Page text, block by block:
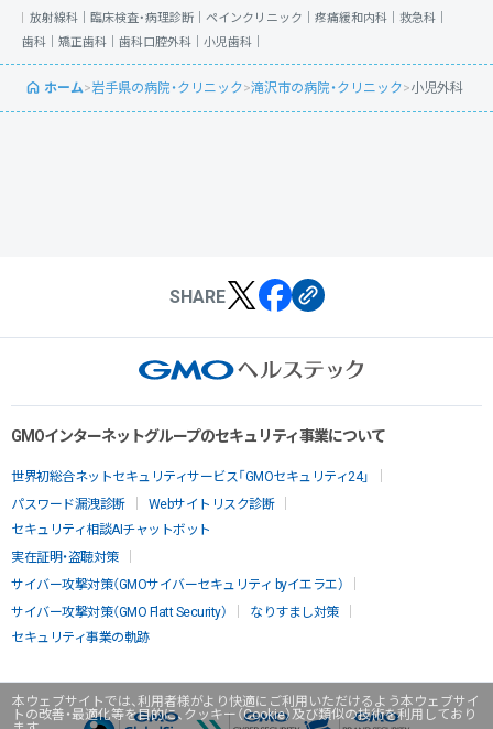
本ウェブサイトでは、利用者様がより快適にご利用いただけるよう本ウェブサイ
トの改善・最適化等を目的に、クッキー（Cookie）及び類似の技術を利用しており
放射線科｜ 臨床検査・病理診断｜ ペインクリニック｜ 疼痛緩和内科｜ 救急科｜
歯科｜ 矯正歯科｜ 歯科口腔外科｜ 小児歯科｜
ホーム>岩手県の病院・クリニック>滝沢市の病院・クリニック>小児外科
SHARE
GMOインターネットグループのセキュリティ事業について
世界初総合ネットセキュリティサービス「GMOセキュリティ24」
パスワード漏洩診断
Webサイトリスク診断
セキュリティ相談AIチャットボット
実在証明・盗聴対策
サイバー攻撃対策（GMOサイバーセキュリティ byイエラエ）
サイバー攻撃対策（GMO Flatt Security）
なりすまし対策
セキュリティ事業の軌跡